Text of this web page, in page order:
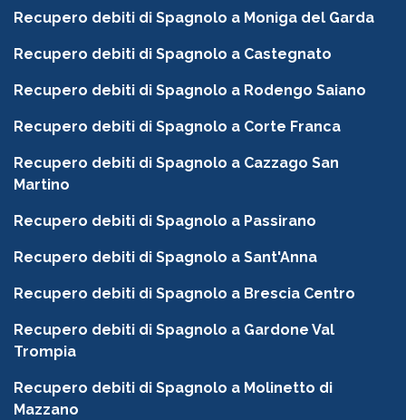
Recupero debiti di Spagnolo a Moniga del Garda
Recupero debiti di Spagnolo a Castegnato
Recupero debiti di Spagnolo a Rodengo Saiano
Recupero debiti di Spagnolo a Corte Franca
Recupero debiti di Spagnolo a Cazzago San
Martino
Recupero debiti di Spagnolo a Passirano
Recupero debiti di Spagnolo a Sant'Anna
Recupero debiti di Spagnolo a Brescia Centro
Recupero debiti di Spagnolo a Gardone Val
Trompia
Recupero debiti di Spagnolo a Molinetto di
Mazzano